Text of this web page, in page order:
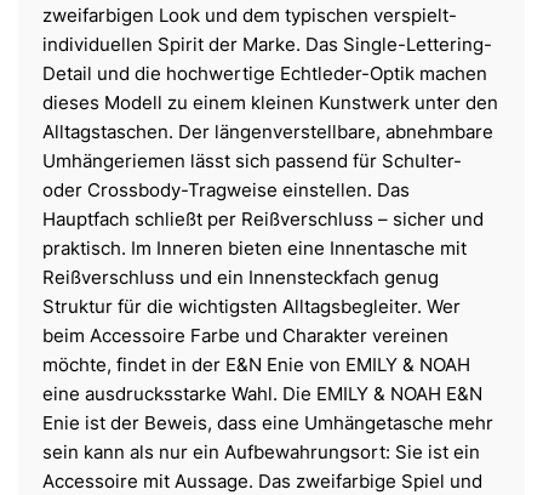
zweifarbigen Look und dem typischen verspielt-
individuellen Spirit der Marke. Das Single-Lettering-
Detail und die hochwertige Echtleder-Optik machen
dieses Modell zu einem kleinen Kunstwerk unter den
Alltagstaschen. Der längenverstellbare, abnehmbare
Umhängeriemen lässt sich passend für Schulter-
oder Crossbody-Tragweise einstellen. Das
Hauptfach schließt per Reißverschluss – sicher und
praktisch. Im Inneren bieten eine Innentasche mit
Reißverschluss und ein Innensteckfach genug
Struktur für die wichtigsten Alltagsbegleiter. Wer
beim Accessoire Farbe und Charakter vereinen
möchte, findet in der E&N Enie von EMILY & NOAH
eine ausdrucksstarke Wahl. Die EMILY & NOAH E&N
Enie ist der Beweis, dass eine Umhängetasche mehr
sein kann als nur ein Aufbewahrungsort: Sie ist ein
Accessoire mit Aussage. Das zweifarbige Spiel und